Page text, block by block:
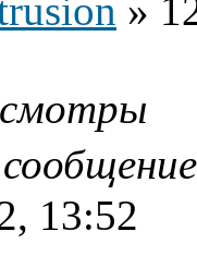
»
13:52